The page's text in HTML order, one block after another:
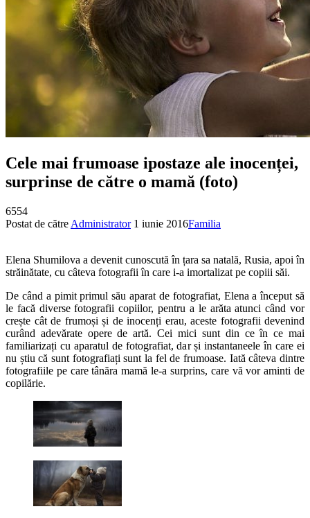
Cele mai frumoase ipostaze ale inocenței,
surprinse de către o mamă (foto)
6554
Postat de către Administrator 1 iunie 2016Familia
Elena Shumilova a devenit cunoscută în țara sa natală, Rusia, apoi în
străinătate, cu câteva fotografii în care i-a imortalizat pe copiii săi.
De când a pimit primul său aparat de fotografiat, Elena a început să
le facă diverse fotografii copiilor, pentru a le arăta atunci când vor
crește cât de frumoși și de inocenți erau, aceste fotografii devenind
curând adevărate opere de artă. Cei mici sunt din ce în ce mai
familiarizați cu aparatul de fotografiat, dar și instantaneele în care ei
nu știu că sunt fotografiați sunt la fel de frumoase. Iată câteva dintre
fotografiile pe care tânăra mamă le-a surprins, care vă vor aminti de
copilărie.